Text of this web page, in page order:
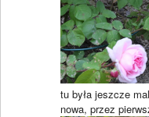
tu była jeszcze
nowa, przez